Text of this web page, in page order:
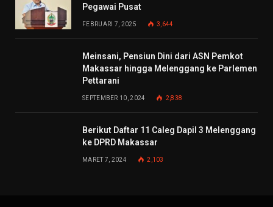
Pegawai Pusat
FEBRUARI 7, 2025 3,644
Meinsani, Pensiun Dini dari ASN Pemkot
Makassar hingga Melenggang ke Parlemen
Pettarani
SEPTEMBER 10, 2024 2,838
Berikut Daftar 11 Caleg Dapil 3 Melenggang
ke DPRD Makassar
MARET 7, 2024 2,103